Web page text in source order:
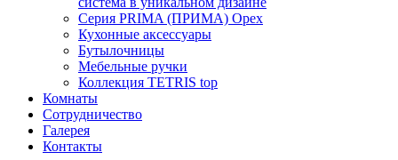
Серия PRIMA (ПРИМА) Орех
Кухонные аксессуары
Бутылочницы
Мебельные ручки
Коллекция TETRIS top
Комнаты
Сотрудничество
Галерея
Контакты